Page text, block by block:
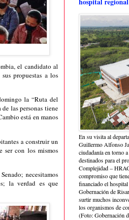
el candidato al
propuestas a los
la “Ruta del
las personas tiene
está en manos
a construir un
ser con los mismos
necesitamos
la verdad es que
En su visita al
Guillermo Alfonso
ciudadanía en torno
destinados para el
Complejidad –
compromiso que
financiado el
Gobernación de
surtir muchos
los organismos de
(Foto: Gobernación